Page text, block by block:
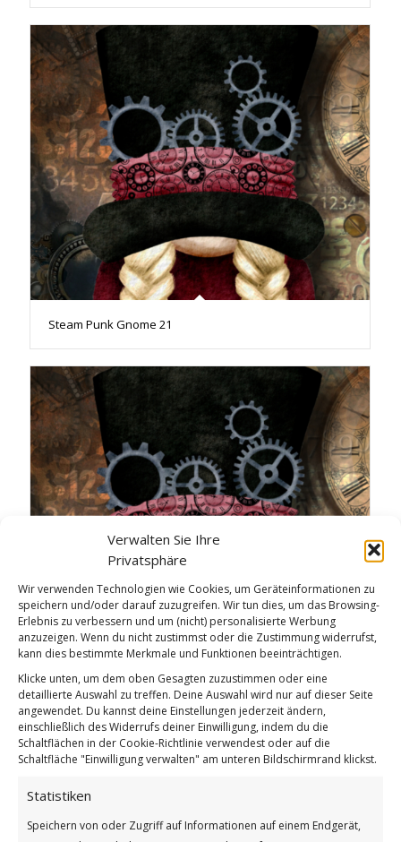
Verwalten Sie Ihre
Privatsphäre
Wir verwenden Technologien wie Cookies, um Geräteinformationen zu
speichern und/oder darauf zuzugreifen. Wir tun dies, um das Browsing-
Erlebnis zu verbessern und um (nicht) personalisierte Werbung
anzuzeigen. Wenn du nicht zustimmst oder die Zustimmung widerrufst,
kann dies bestimmte Merkmale und Funktionen beeinträchtigen.
Klicke unten, um dem oben Gesagten zuzustimmen oder eine
detaillierte Auswahl zu treffen. Deine Auswahl wird nur auf dieser Seite
angewendet. Du kannst deine Einstellungen jederzeit ändern,
einschließlich des Widerrufs deiner Einwilligung, indem du die
Schaltflächen in der Cookie-Richtlinie verwendest oder auf die
Schaltfläche "Einwilligung verwalten" am unteren Bildschirmrand klickst.
Statistiken
Speichern von oder Zugriff auf Informationen auf einem Endgerät,
Steam Punk Gnome 21